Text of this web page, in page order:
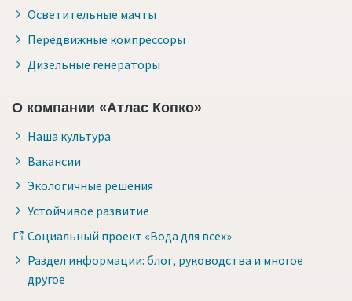
Осветительные мачты
Передвижные компрессоры
Дизельные генераторы
О компании «Атлас Копко»
Наша культура
Вакансии
Экологичные решения
Устойчивое развитие
Социальный проект «Вода для всех»
Раздел информации: блог, руководства и многое
другое